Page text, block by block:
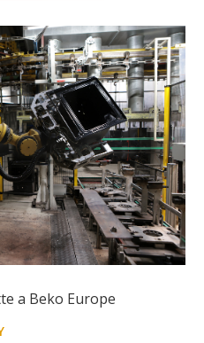
a Beko Europe